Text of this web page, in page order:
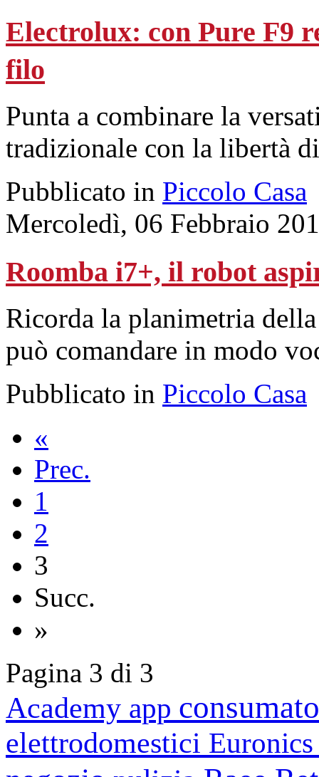
Electrolux: con Pure F9
filo
Punta a combinare la
tradizionale con la libertà
Pubblicato in Piccolo Casa
Mercoledì, 06 Febbraio
Roomba i7+, il robot
Ricorda la planimetria
può comandare in modo
Pubblicato in Piccolo Casa
«
Prec.
1
2
3
Succ.
»
Pagina 3 di 3
Academy app
elettrodomestici